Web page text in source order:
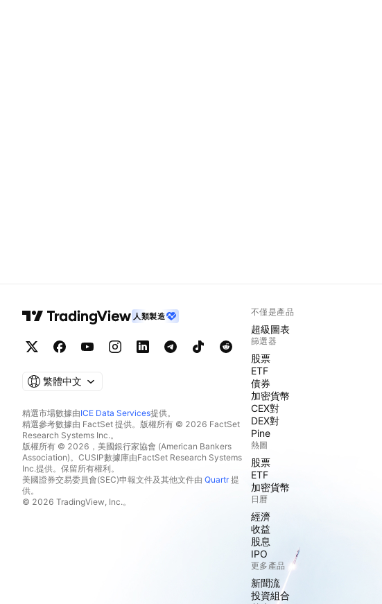
人類製造
繁體中文
精選市場數據由ICE Data Services提供。
精選參考數據由 FactSet 提供。版權所有 © 2026 FactSet
Research Systems Inc.。
版權所有 © 2026，美國銀行家協會 (American Bankers
Association)。CUSIP數據庫由FactSet Research Systems
Inc.提供。保留所有權利。
美國證券交易委員會(SEC)申報文件及其他文件由 Quartr提
供。
© 2026 TradingView, Inc.。
不僅是產品
超級圖表
篩選器
股票
ETF
債券
加密貨幣
CEX對
DEX對
Pine
熱圖
股票
ETF
加密貨幣
日曆
經濟
收益
股息
IPO
更多產品
新聞流
投資組合